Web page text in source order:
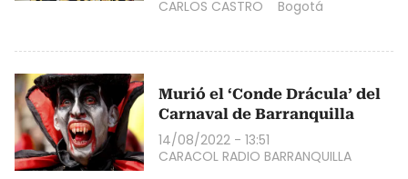
CARLOS CASTRO
Bogotá
Murió el ‘Conde Drácula’ del
Carnaval de Barranquilla
14/08/2022 - 13:51
CARACOL RADIO BARRANQUILLA